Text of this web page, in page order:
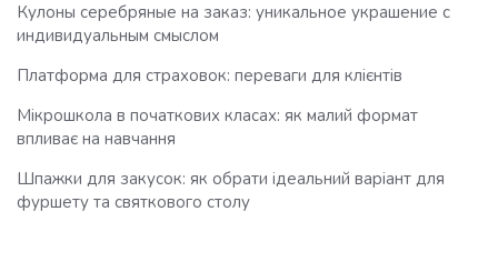
Кулоны серебряные на заказ: уникальное украшение с
индивидуальным смыслом
Платформа для страховок: переваги для клієнтів
Мікрошкола в початкових класах: як малий формат
впливає на навчання
Шпажки для закусок: як обрати ідеальний варіант для
фуршету та святкового столу